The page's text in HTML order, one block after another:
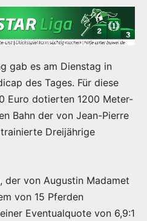
gab es am Dienstag in
des Tages. Für diese
Euro dotierten 1200 Meter-
Bahn der von Jean-Pierre
Dreijährige
der von Augustin Madamet
von 15 Pferden
Eventualquote von 6,9:1